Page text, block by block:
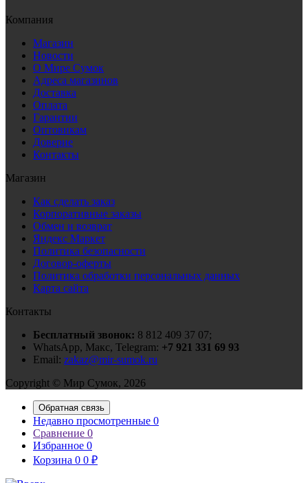
Компания
Магазин
Новости
О Мире Сумок
Адреса магазинов
Доставка
Оплата
Гарантии
Оптовикам
Доверие
Контакты
Магазин
Как сделать заказ
Корпоративные заказы
Обмен и возврат
Яндекс Маркет
Политика безопасности
Договор-оферты
Политика обработки персональных данных
Карта сайта
Контакты
Бесплатный звонок: 8 812 409 37 07;
WhatsApp, Макс, Telegram: +7 921 331 69 93
Email: zakaz@mir-sumok.ru
Copyright © Мир Сумок, 2026
Обратная связь
Недавно просмотренные 0
Сравнение 0
Избранное 0
Корзина 0 0 ₽